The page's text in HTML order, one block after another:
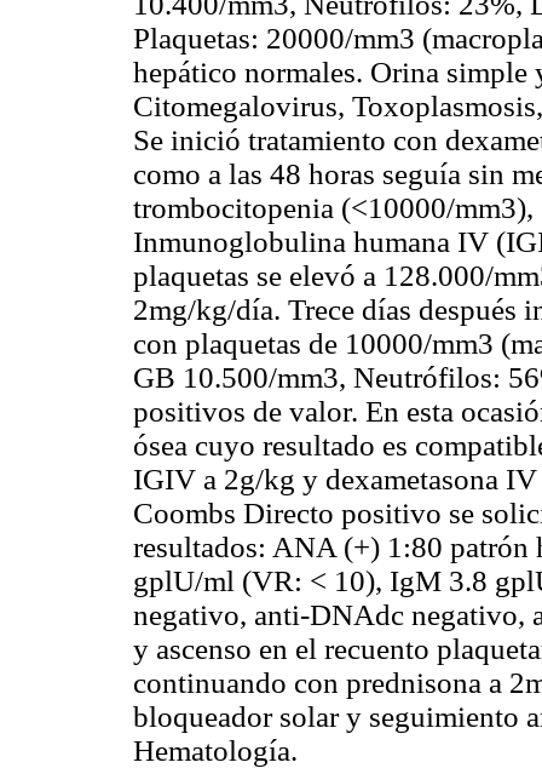
Plaquetas: 20000/mm3
hepático normales. Orina simple
Citomegalovirus,
Se inició tratamiento con
como a las 48 horas seguía sin
trombocitopenia (<10000/mm3),
Inmunoglobulina humana IV
plaquetas se elevó a 128.000/
2mg/kg/día. Trece días después
con plaquetas de 10000/mm3
GB 10.500/mm3, Neutrófilos:
positivos de valor. En esta
ósea cuyo resultado es
IGIV a 2g/kg y dexametasona
Coombs Directo positivo se
resultados: ANA (+) 1:80
gplU/ml (VR: < 10), IgM 3.8
negativo, anti-DNAdc negativo,
y ascenso en el recuento
continuando con prednisona a
bloqueador solar y seguimiento
Hematología.